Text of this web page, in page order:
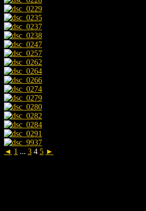
◄ 1 ... 3 4 5 ►